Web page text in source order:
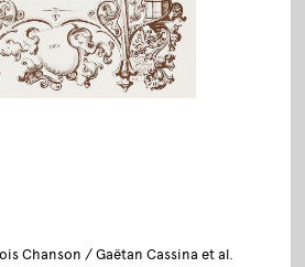
Chanson / Gaëtan Cassina et al.